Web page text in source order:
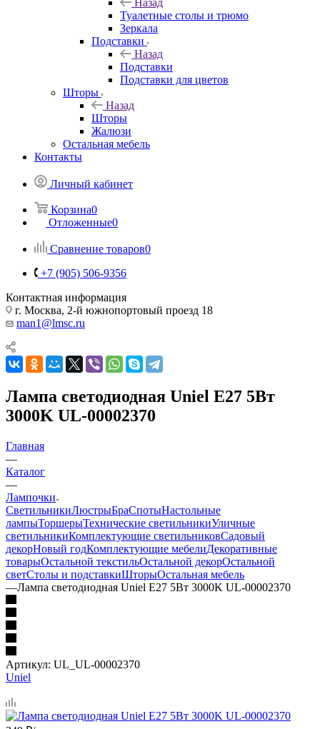
Назад
Туалетные столы и трюмо
Зеркала
Подставки
Назад
Подставки
Подставки для цветов
Шторы
Назад
Шторы
Жалюзи
Остальная мебель
Контакты
Личный кабинет
Корзина0
Отложенные0
Сравнение товаров0
+7 (905) 506-9356
Контактная информация
г. Москва, 2-й южнопортовый проезд 18
man1@lmsc.ru
Лампа светодиодная Uniel E27 5Вт
3000K UL-00002370
Главная
—
Каталог
—
Лампочки
СветильникиЛюстрыБраСпотыНастольные
лампыТоршерыТехнические светильникиУличные
светильникиКомплектующие светильниковСадовый
декорНовый годКомплектующие мебелиДекоративные
товарыОстальной текстильОстальной декорОстальной
светСтолы и подставкиШторыОстальная мебель
—Лампа светодиодная Uniel E27 5Вт 3000K UL-00002370
Артикул: UL_UL-00002370
Uniel